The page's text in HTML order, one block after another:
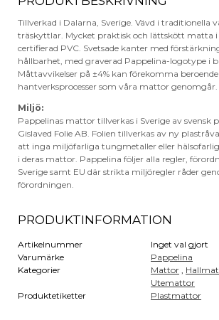
Tillverkad i Dalarna, Sverige. Vävd i traditionella
träskyttlar. Mycket praktisk och lättskött matta i
certifierad PVC. Svetsade kanter med
hållbarhet, med graverad Pappelina-logotype i
Måttavvikelser på ±4% kan förekomma
hantverksprocesser som våra mattor genomgår.
Miljö:
Pappelinas mattor tillverkas i Sverige av svensk
Gislaved Folie AB. Folien tillverkas av ny
att inga miljöfarliga tungmetaller eller
i deras mattor. Pappelina följer alla regler,
Sverige samt EU där strikta miljöregler råder
förordningen.
PRODUKTINFORMATION
Artikelnummer
Inget val gjort
Varumärke
Pappelina
Kategorier
Mattor
Utemattor
Produktetiketter
Plastmattor